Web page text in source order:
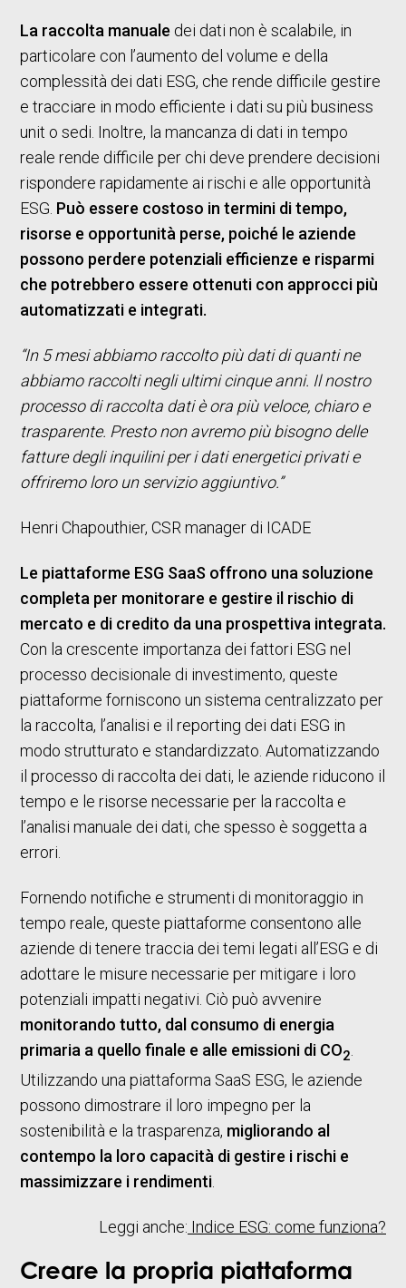
La raccolta manuale dei dati non è scalabile, in
particolare con l’aumento del volume e della
complessità dei dati ESG, che rende difficile gestire
e tracciare in modo efficiente i dati su più business
unit o sedi. Inoltre, la mancanza di dati in tempo
reale rende difficile per chi deve prendere decisioni
rispondere rapidamente ai rischi e alle opportunità
ESG. Può essere costoso in termini di tempo,
risorse e opportunità perse, poiché le aziende
possono perdere potenziali efficienze e risparmi
che potrebbero essere ottenuti con approcci più
automatizzati e integrati.
“In 5 mesi abbiamo raccolto più dati di quanti ne
abbiamo raccolti negli ultimi cinque anni. Il nostro
processo di raccolta dati è ora più veloce, chiaro e
trasparente. Presto non avremo più bisogno delle
fatture degli inquilini per i dati energetici privati e
offriremo loro un servizio aggiuntivo.”
Henri Chapouthier, CSR manager di ICADE
Le piattaforme ESG SaaS offrono una soluzione
completa per monitorare e gestire il rischio di
mercato e di credito da una prospettiva integrata.
Con la crescente importanza dei fattori ESG nel
processo decisionale di investimento, queste
piattaforme forniscono un sistema centralizzato per
la raccolta, l’analisi e il reporting dei dati ESG in
modo strutturato e standardizzato. Automatizzando
il processo di raccolta dei dati, le aziende riducono il
tempo e le risorse necessarie per la raccolta e
l’analisi manuale dei dati, che spesso è soggetta a
errori.
Fornendo notifiche e strumenti di monitoraggio in
tempo reale, queste piattaforme consentono alle
aziende di tenere traccia dei temi legati all’ESG e di
adottare le misure necessarie per mitigare i loro
potenziali impatti negativi. Ciò può avvenire
monitorando tutto, dal consumo di energia
primaria a quello finale e alle emissioni di CO2
Utilizzando una piattaforma SaaS ESG, le aziende
possono dimostrare il loro impegno per la
sostenibilità e la trasparenza, migliorando al
contempo la loro capacità di gestire i rischi e
massimizzare i rendimenti.
Leggi anche: Indice ESG: come funziona?
Creare la propria piattaforma